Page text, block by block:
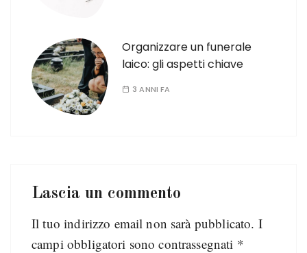
Organizzare un funerale
laico: gli aspetti chiave
3 ANNI FA
Lascia un commento
Il tuo indirizzo email non sarà pubblicato. I
campi obbligatori sono contrassegnati *